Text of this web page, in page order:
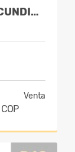
VENDO FINCA EN SAN JUAN DE RIOSECO CUNDINAMARCA
Venta
COP